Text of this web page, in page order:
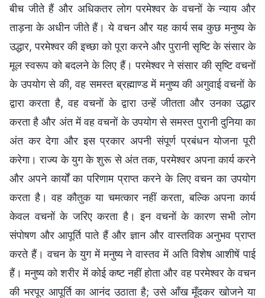
बीच जीते हैं और अधिकतर लोग परमेश्वर के वचनों के न्याय और
ताड़ना के अधीन जीते हैं। ये वचन और यह कार्य सब कुछ मनुष्य के
उद्धार, परमेश्वर की इच्छा को पूरा करने और पुरानी सृष्टि के संसार के
मूल स्वरूप को बदलने के लिए हैं। परमेश्वर ने संसार की सृष्टि वचनों
के उपयोग से की, वह समस्त ब्रह्माण्ड में मनुष्य की अगुवाई वचनों के
द्वारा करता है, वह वचनों के द्वारा उन्हें जीतता और उनका उद्धार
करता है और अंत में वह वचनों के उपयोग से समस्त पुरानी दुनिया का
अंत कर देगा और इस प्रकार अपनी संपूर्ण प्रबंधन योजना पूरी
करेगा। राज्य के युग के शुरू से अंत तक, परमेश्वर अपना कार्य करने
और अपने कार्यों का परिणाम प्राप्त करने के लिए वचन का उपयोग
करता है। वह कौतुक या चमत्कार नहीं करता, बल्कि अपना कार्य
केवल वचनों के जरिए करता है। इन वचनों के कारण सभी लोग
संपोषण और आपूर्ति पाते हैं और ज्ञान और वास्तविक अनुभव प्राप्त
करते हैं। वचन के युग में मनुष्य ने वास्तव में अति विशेष आशीषें पाई
हैं। मनुष्य को शरीर में कोई कष्ट नहीं होता और वह परमेश्वर के वचन
की भरपूर आपूर्ति का आनंद उठाता है; उसे आँख मूँदकर खोजने या